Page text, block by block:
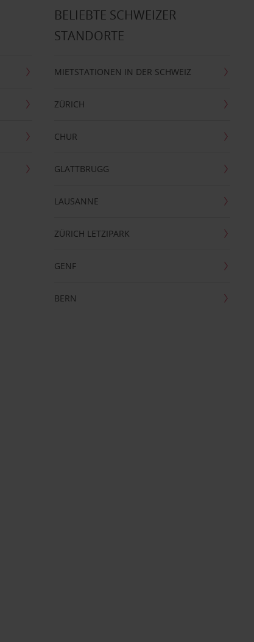
BELIEBTE SCHWEIZER
STANDORTE
MIETSTATIONEN IN DER SCHWEIZ
ZÜRICH
CHUR
GLATTBRUGG
LAUSANNE
ZÜRICH LETZIPARK
GENF
BERN